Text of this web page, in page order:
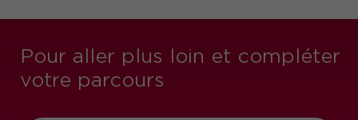
Pour aller plus loin et compléter
votre parcours